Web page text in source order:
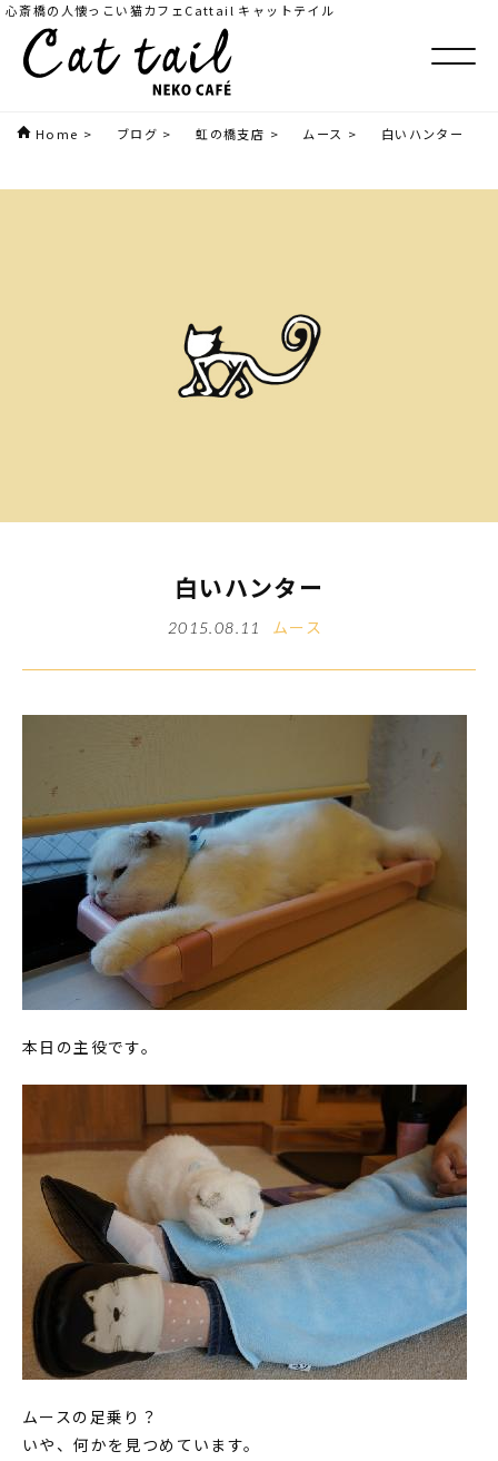
心斎橋の人懐っこい猫カフェCattail キャットテイル
Home > ブログ > 虹の橋支店 > ムース > 白いハンター
白いハンター
2015.08.11 ムース
本日の主役です。
ムースの足乗り？
いや、何かを見つめています。